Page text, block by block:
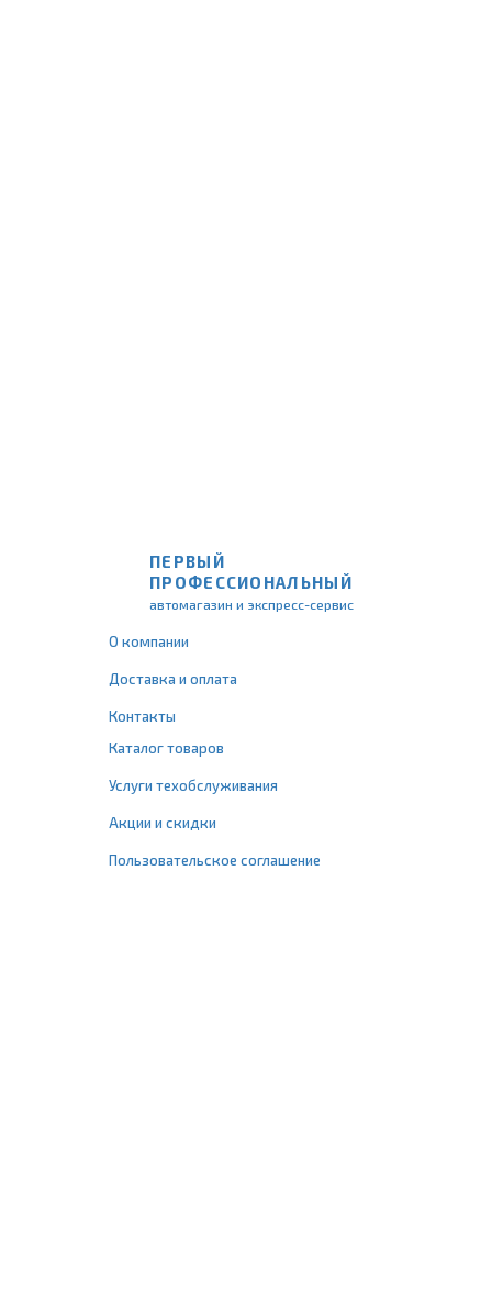
ПЕРВЫЙ
ПРОФЕССИОНАЛЬНЫЙ
автомагазин и экспресс-сервис
О компании
Доставка и оплата
Контакты
Каталог товаров
Услуги техобслуживания
Акции и скидки
Пользовательское соглашение